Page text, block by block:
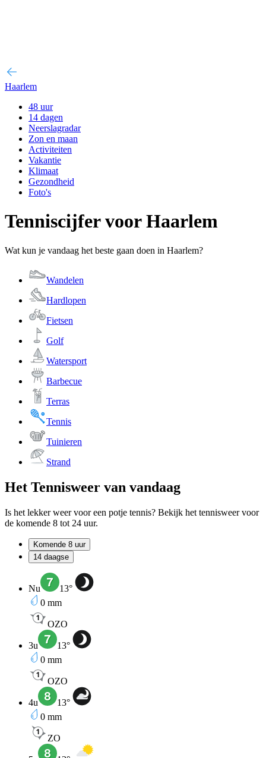
Haarlem
48 uur
14 dagen
Neerslagradar
Zon en maan
Activiteiten
Vakantie
Klimaat
Gezondheid
Foto's
Tenniscijfer voor Haarlem
Wat kun je vandaag het beste gaan doen in Haarlem?
Wandelen
Hardlopen
Fietsen
Golf
Watersport
Barbecue
Terras
Tennis
Tuinieren
Strand
Het Tennisweer van vandaag
Is het lekker weer voor een potje tennis? Bekijk het tennisweer voor
de komende 8 tot 24 uur.
Komende 8 uur
14 daagse
Nu 13°
0 mm
OZO
3u 13°
0 mm
OZO
4u 13°
0 mm
ZO